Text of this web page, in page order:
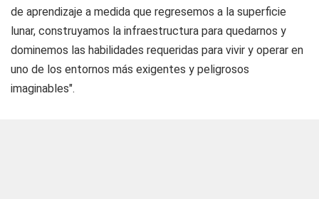
de aprendizaje a medida que regresemos a la superficie
lunar, construyamos la infraestructura para quedarnos y
dominemos las habilidades requeridas para vivir y operar en
uno de los entornos más exigentes y peligrosos
imaginables".